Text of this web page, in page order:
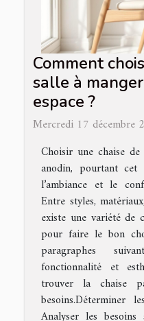
Comment
salle à
espace ?
Mercredi 17 décembre
Choisir une chaise
anodin, pourtant cet
l’ambiance et le
Entre styles,
existe une variété de
pour faire le bon
paragraphes
fonctionnalité et
trouver la chaise
besoins.Déterminer
Analyser les